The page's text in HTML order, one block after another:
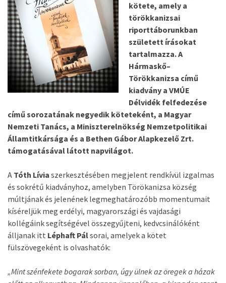
kötete, amely a
törökkanizsai
riporttáborunkban
született írásokat
tartalmazza. A
Hármaskő–
Törökkanizsa című
kiadvány a VMÚE
Délvidék felfedezése
című sorozatának negyedik köteteként, a Magyar
Nemzeti Tanács, a Miniszterelnökség Nemzetpolitikai
Államtitkársága és a Bethen Gábor Alapkezelő Zrt.
támogatásával látott napvilágot.
A Tóth Lívia szerkesztésében megjelent rendkívül izgalmas
és sokrétű kiadványhoz, amelyben Törökanizsa község
múltjának és jelenének legmeghatározóbb momentumait
kíséreljük meg erdélyi, magyarországi és vajdasági
kollégáink segítségével összegyűjteni, kedvcsinálóként
álljanak itt Léphaft Pálsorai, amelyek a kötet
fülszövegeként is olvashatók:
„Mint szénfekete bogarak sorban, úgy ülnek az öregek a házak